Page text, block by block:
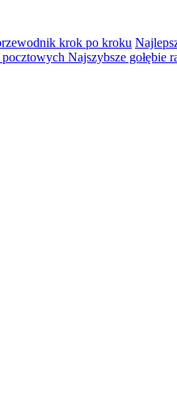
krok po kroku
pocztowych Najszybsze gołębie